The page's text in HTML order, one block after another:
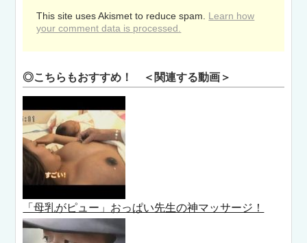
This site uses Akismet to reduce spam. Learn how
your comment data is processed.
◎こちらもおすすめ！ ＜関連する動画＞
「母乳がピュー」おっぱい先生の神マッサージ！